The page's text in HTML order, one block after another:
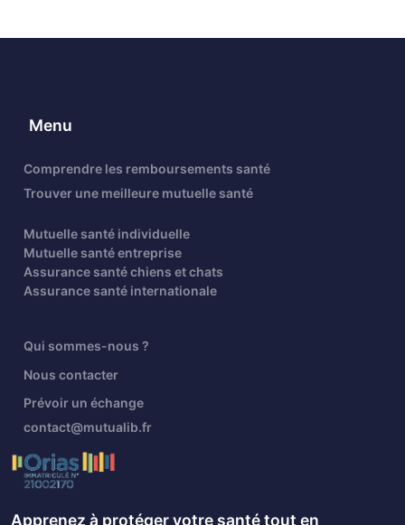
Menu
Comprendre les remboursements santé
Trouver une meilleure mutuelle santé
Mutuelle santé individuelle
Mutuelle santé entreprise
Assurance santé chiens et chats
Assurance santé internationale
Qui sommes-nous ?
Nous contacter
Prévoir un échange
contact@mutualib.fr
Apprenez à protéger votre santé tout en